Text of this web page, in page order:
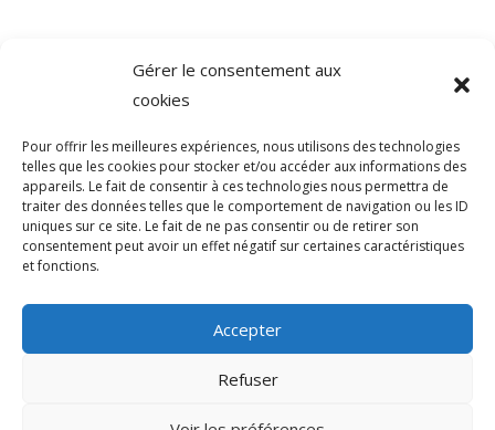
Gérer le consentement aux
cookies
Pour offrir les meilleures expériences, nous utilisons des technologies
telles que les cookies pour stocker et/ou accéder aux informations des
appareils. Le fait de consentir à ces technologies nous permettra de
traiter des données telles que le comportement de navigation ou les ID
uniques sur ce site. Le fait de ne pas consentir ou de retirer son
consentement peut avoir un effet négatif sur certaines caractéristiques
et fonctions.
Accepter
Refuser
Direction de l'information légale et administrative
comarquage developpé par